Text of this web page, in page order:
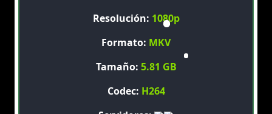
Resolución: 1080p
Formato: MKV
Tamaño: 5.81 GB
Codec: H264